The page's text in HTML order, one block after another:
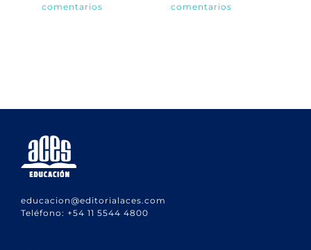
comentarios
comentarios
educacion@editorialaces.com
Teléfono: +54 11 5544 4800